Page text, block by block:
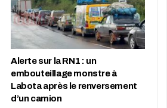
Alerte sur la RN1 : un
embouteillage monstre à
Labota après le renversement
d’un camion